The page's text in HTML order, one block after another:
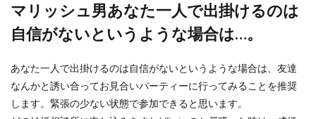
マリッシュ男あなた一人で出掛けるのは
自信がないというような場合は…。
あなた一人で出掛けるのは自信がないというような場合は、友達
なんかと誘い合ってお見合いパーティーに行ってみることを推奨
します。緊張の少ない状態で参加できると思います。